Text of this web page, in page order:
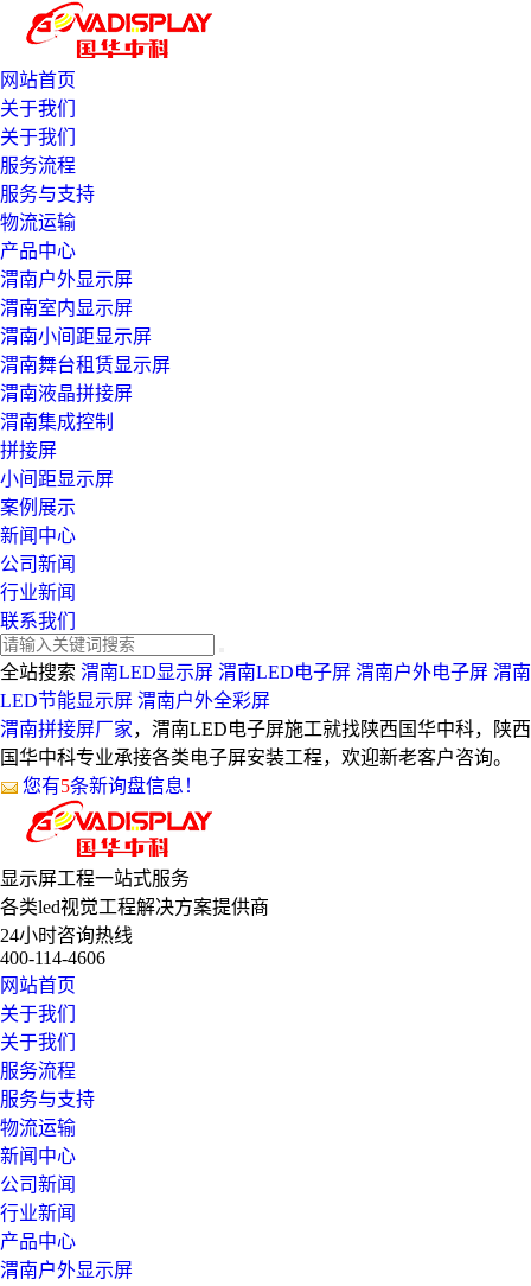
网站首页
关于我们
关于我们
服务流程
服务与支持
物流运输
产品中心
渭南户外显示屏
渭南室内显示屏
渭南小间距显示屏
渭南舞台租赁显示屏
渭南液晶拼接屏
渭南集成控制
拼接屏
小间距显示屏
案例展示
新闻中心
公司新闻
行业新闻
联系我们
全站搜索 渭南LED显示屏 渭南LED电子屏 渭南户外电子屏 渭南
LED节能显示屏 渭南户外全彩屏
渭南拼接屏厂家，渭南LED电子屏施工就找陕西国华中科，陕西
国华中科专业承接各类电子屏安装工程，欢迎新老客户咨询。
您有5条新询盘信息！
显示屏工程一站式服务
各类led视觉工程解决方案提供商
24小时咨询热线
400-114-4606
网站首页
关于我们
关于我们
服务流程
服务与支持
物流运输
新闻中心
公司新闻
行业新闻
产品中心
渭南户外显示屏